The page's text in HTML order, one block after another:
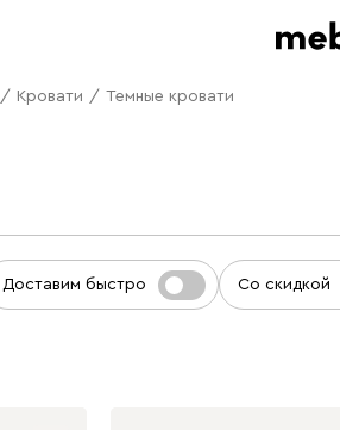
/ Кровати / Темные кровати
Доставим быстро Со скидкой